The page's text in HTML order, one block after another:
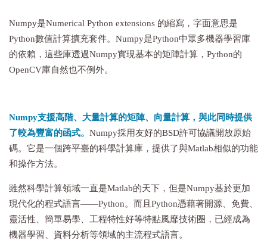
Numpy是Numerical Python extensions 的縮寫，字面意思是
Python數值計算擴充套件。Numpy是Python中眾多機器學習庫
的依賴，這些庫透過Numpy實現基本的矩陣計算，Python的
OpenCV庫自然也不例外。
Numpy支援高階、大量計算的矩陣、向量計算，與此同時提供
了較為豐富的函式。 Numpy採用友好的BSD許可協議開放原始
碼。它是一個跨平臺的科學計算庫，提供了與Matlab相似的功能
和操作方法。
雖然科學計算領域一直是Matlab的天下，但是Numpy基於更加
現代化的程式語言——Python。而且Python憑藉著開源、免費、
靈活性、簡單易學、工程特性好等特點風靡技術圈，已經成為
機器學習、資料分析等領域的主流程式語言。